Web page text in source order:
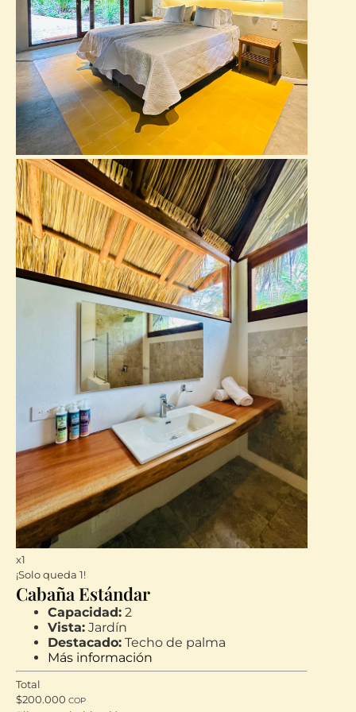
x1
¡Solo queda 1!
Cabaña Estándar
Capacidad: 2
Vista: Jardín
Destacado: Techo de palma
Más información
Total
$200.000 COP